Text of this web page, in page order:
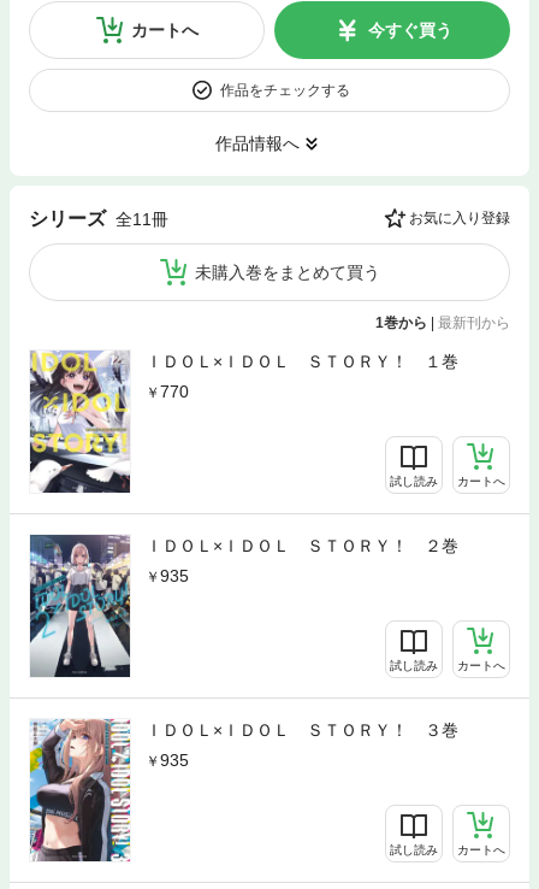
カートへ 今すぐ買う
作品をチェックする
作品情報へ
シリーズ 全11冊 お気に入り登録
未購入巻をまとめて買う
1巻から | 最新刊から
ＩＤＯＬ×ＩＤＯＬ ＳＴＯＲＹ！ １巻
770
試し読み カートへ
ＩＤＯＬ×ＩＤＯＬ ＳＴＯＲＹ！ ２巻
935
試し読み カートへ
ＩＤＯＬ×ＩＤＯＬ ＳＴＯＲＹ！ ３巻
935
試し読み カートへ